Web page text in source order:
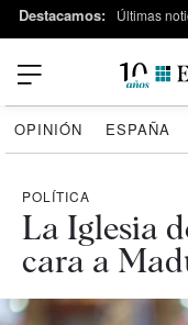
Destacamos: Últimas
OPINIÓN ESPAÑA
POLÍTICA
La Iglesia
cara a